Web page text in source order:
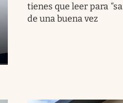
tienes que leer para
de una buena vez